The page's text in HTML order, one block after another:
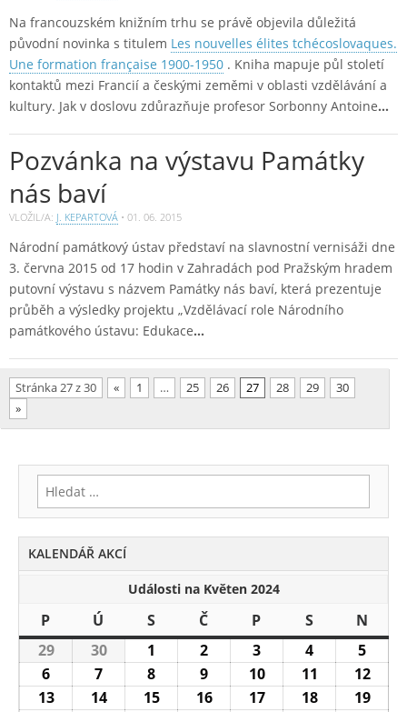
Na francouzském knižním trhu se právě objevila důležitá
původní novinka s titulem Les nouvelles élites tchécoslovaques.
Une formation française 1900-1950 . Kniha mapuje půl století
kontaktů mezi Francií a českými zeměmi v oblasti vzdělávání a
kultury. Jak v doslovu zdůrazňuje profesor Sorbonny Antoine…
Pozvánka na výstavu Památky
nás baví
VLOŽIL/A: J. KEPARTOVÁ • 01. 06. 2015
Národní památkový ústav představí na slavnostní vernisáži dne
3. června 2015 od 17 hodin v Zahradách pod Pražským hradem
putovní výstavu s názvem Památky nás baví, která prezentuje
průběh a výsledky projektu „Vzdělávací role Národního
památkového ústavu: Edukace…
Stránka 27 z 30 « 1 … 25 26 27 28 29
30
»
Vyhledávání
KALENDÁŘ AKCÍ
Události na Květen 2024
P Pondělí
Ú SStředaČ Čtvrtek
P SSobotaN
2929.4.2024
3030.4.2024
1 1.5.2024
2 2.5.2024
3 3.5.2024
4 4.5.2024
5
6 6.5.2024
7 7.5.2024
8 8.5.2024
9 9.5.2024
1010.5.2024
11 11.5.2024
12
1313.5.2024
1414.5.2024
1515.5.2024
1616.5.2024
1717.5.2024
1818.5.2024
19